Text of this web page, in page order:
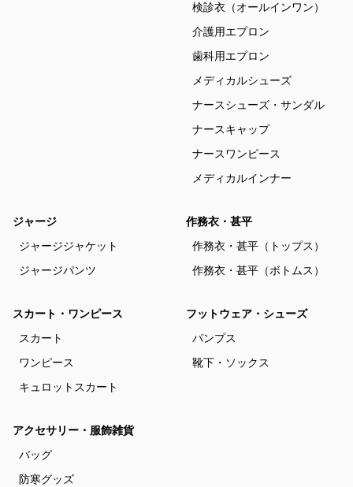
検診衣（オールインワン）
介護用エプロン
歯科用エプロン
メディカルシューズ
ナースシューズ・サンダル
ナースキャップ
ナースワンピース
メディカルインナー
ジャージ
ジャージジャケット
ジャージパンツ
作務衣・甚平
作務衣・甚平（トップス）
作務衣・甚平（ボトムス）
スカート・ワンピース
スカート
ワンピース
キュロットスカート
フットウェア・シューズ
パンプス
靴下・ソックス
アクセサリー・服飾雑貨
バッグ
防寒グッズ